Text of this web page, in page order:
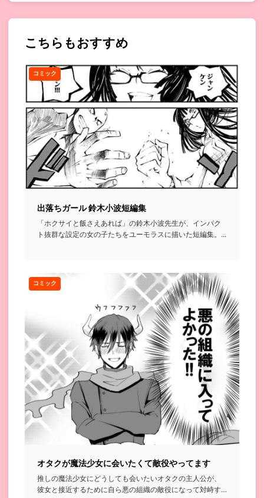
こちらもおすすめ
コミック
出落ちガール 鈴木小波短編集
「ホクサイと飯さえあれば」の鈴木小波先生が、インパク
ト抜群な設定の女の子たちをユーモラスに描いた短編集。...
コミック
オタクが魔法少女に会いたくて敵役やってます
推しの魔法少女にどうしても会いたいオタクの主人公が、
彼女と接近するために自ら悪の組織の敵役になって対峙す